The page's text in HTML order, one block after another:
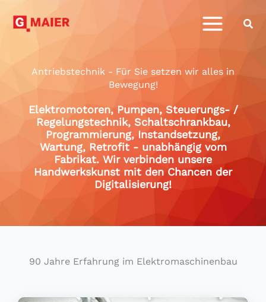
Inhalt
Antriebstechnik - Für Sie setzen wir alles in
Bewegung!
Elektromotoren, Pumpen, Steuerungs- /
Regelungstechnik, Schaltschrankbau,
Programmierung, Instandsetzung,
Wartung, Retrofit - unabhängig vom
Fabrikat. Wir verbinden unsere
Handwerkskunst mit den Chancen der
Digitalisierung!
90 Jahre Erfahrung im Elektromaschinenbau